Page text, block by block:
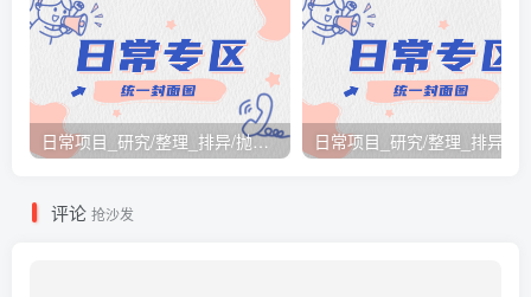
日常项目_研究/整理_排异/抛弃汇总[26.3.15-3.21整理]
评论 抢沙发